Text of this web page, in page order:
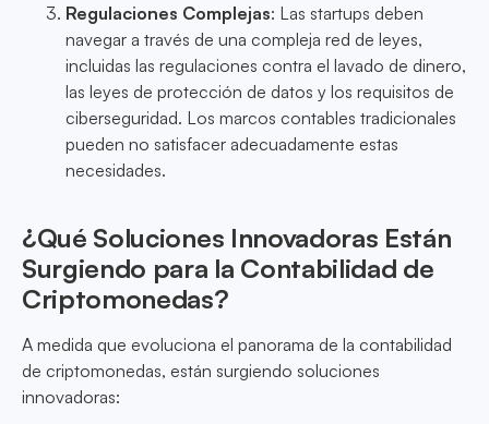
Regulaciones Complejas: Las startups deben
navegar a través de una compleja red de leyes,
incluidas las regulaciones contra el lavado de dinero,
las leyes de protección de datos y los requisitos de
ciberseguridad. Los marcos contables tradicionales
pueden no satisfacer adecuadamente estas
necesidades.
¿Qué Soluciones Innovadoras Están
Surgiendo para la Contabilidad de
Criptomonedas?
A medida que evoluciona el panorama de la contabilidad
de criptomonedas, están surgiendo soluciones
innovadoras: